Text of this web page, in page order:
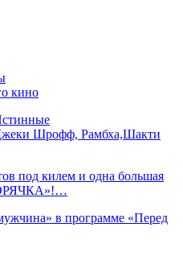
кино
Шрофф, Рамбха,Шакти
под килем и одна большая
в программе «Перед